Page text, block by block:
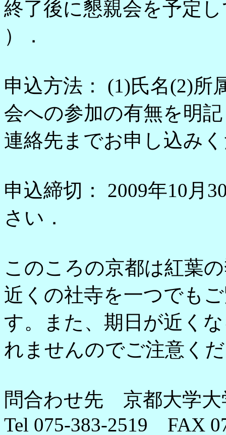
終了後に懇親会を予定
）．
申込方法： (1)氏名(2)所
会への参加の有無を明
連絡先までお申し込み
申込締切： 2009年10月
さい．
このころの京都は紅葉
近くの社寺を一つでも
す。また、期日が近く
れませんのでご注意く
問合わせ先 京都大学
Tel 075-383-2519 FAX